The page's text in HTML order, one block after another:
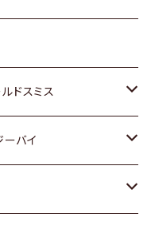
ドスミス
バイ